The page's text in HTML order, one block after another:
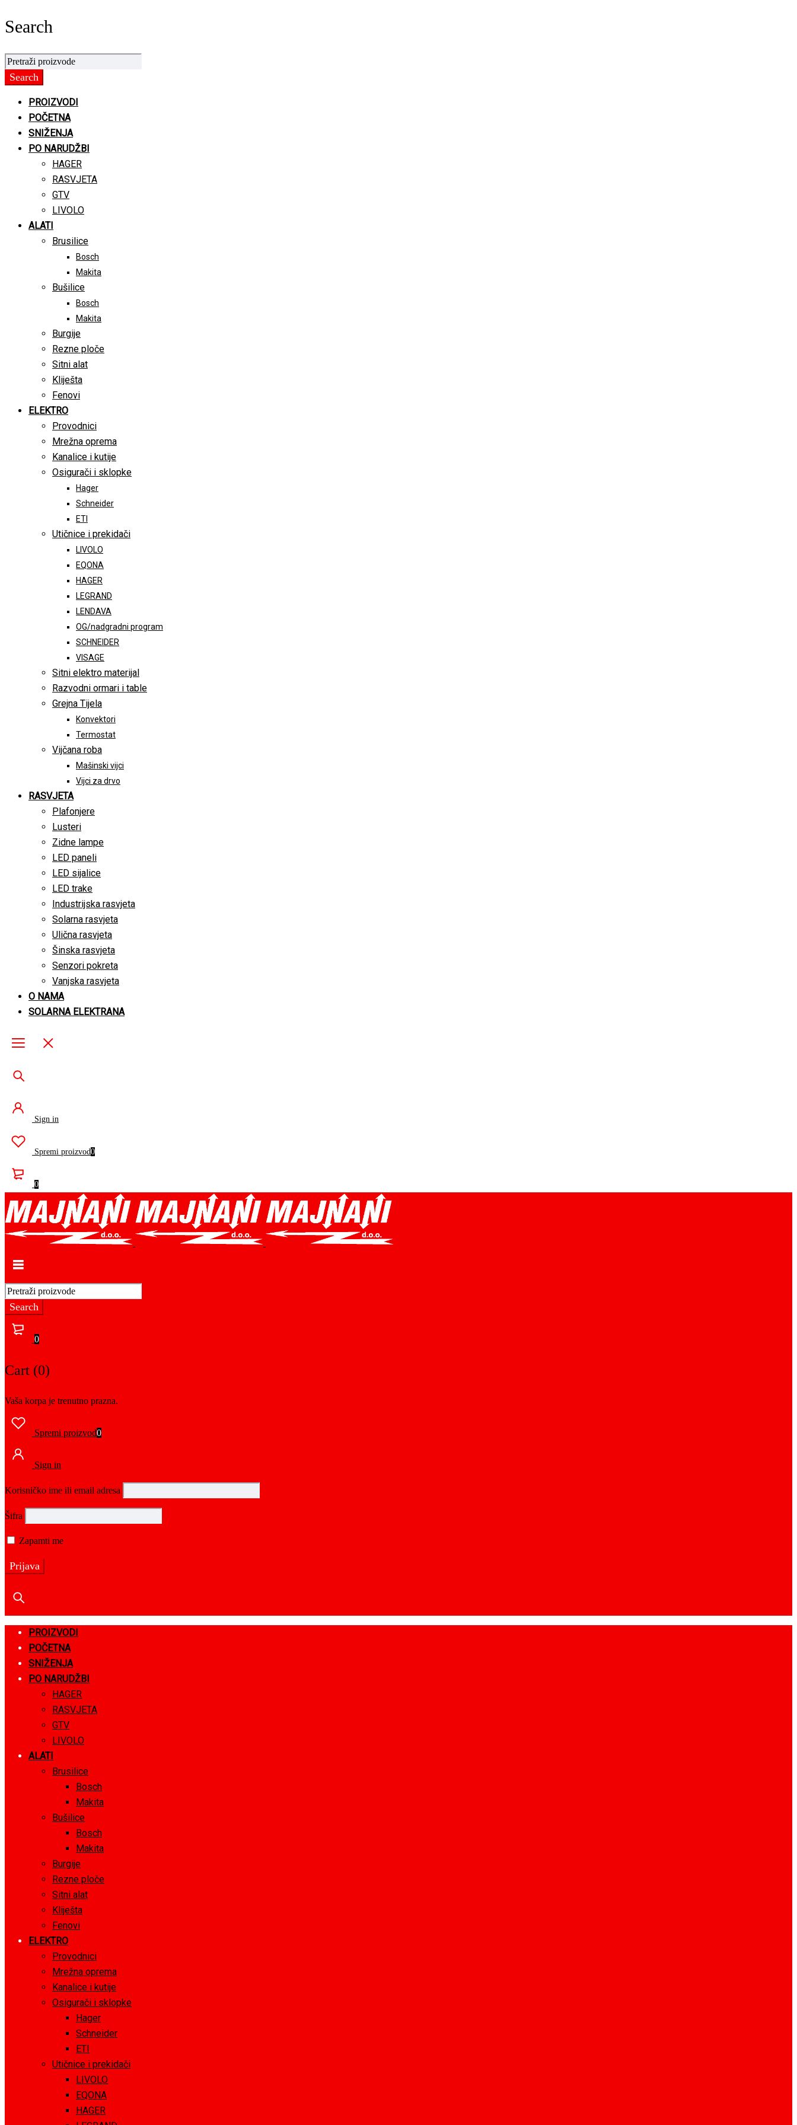
Search
PROIZVODI
POČETNA
SNIŽENJA
PO NARUDŽBI
HAGER
RASVJETA
GTV
LIVOLO
ALATI
Brusilice
Bosch
Makita
Bušilice
Bosch
Makita
Burgije
Rezne ploče
Sitni alat
Kliješta
Fenovi
ELEKTRO
Provodnici
Mrežna oprema
Kanalice i kutije
Osigurači i sklopke
Hager
Schneider
ETI
Utičnice i prekidači
LIVOLO
EQONA
HAGER
LEGRAND
LENDAVA
OG/nadgradni program
SCHNEIDER
VISAGE
Sitni elektro materijal
Razvodni ormari i table
Grejna Tijela
Konvektori
Termostat
Vijčana roba
Mašinski vijci
Vijci za drvo
RASVJETA
Plafonjere
Lusteri
Zidne lampe
LED paneli
LED sijalice
LED trake
Industrijska rasvjeta
Solarna rasvjeta
Ulična rasvjeta
Šinska rasvjeta
Senzori pokreta
Vanjska rasvjeta
O NAMA
SOLARNA ELEKTRANA
Sign in
Spremi proizvod0
0
0
Cart (0)
Vaša korpa je trenutno prazna.
Spremi proizvod0
Sign in
Korisničko ime ili email adresa
Šifra
Zapamti me
PROIZVODI
POČETNA
SNIŽENJA
PO NARUDŽBI
HAGER
RASVJETA
GTV
LIVOLO
ALATI
Brusilice
Bosch
Makita
Bušilice
Bosch
Makita
Burgije
Rezne ploče
Sitni alat
Kliješta
Fenovi
ELEKTRO
Provodnici
Mrežna oprema
Kanalice i kutije
Osigurači i sklopke
Hager
Schneider
ETI
Utičnice i prekidači
LIVOLO
EQONA
HAGER